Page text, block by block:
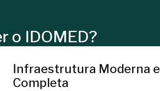
o IDOMED?
Infraestrutura Moderna e
Completa